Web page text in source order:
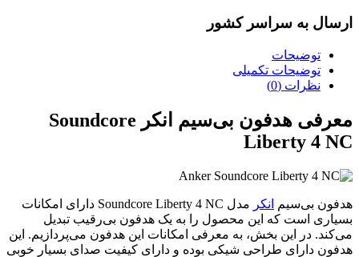
ارسال به سراسر کشور
توضیحات
توضیحات تکمیلی
نظرات (0)
معرفی هدفون بی‌سیم انکر Soundcore
Liberty 4 NC
هدفون بی‌سیم انکر
مدل Soundcore Liberty 4 NC دارای امکانات
بسیاری است که این محصول را به یک هدفون بی‌رقیب تبدیل
می‌کند. در این بخش، به معرفی امکانات این هدفون می‌پردازیم. این
هدفون دارای طراحی شیکی بوده و دارای کیفیت صدای بسیار خوبی